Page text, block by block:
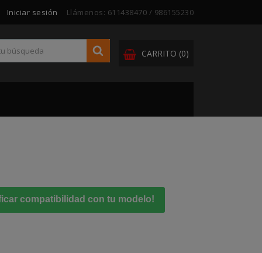
Iniciar sesión Llámenos: 611438470 / 986155230
CARRITO (0)
compatibilidad con tu modelo!